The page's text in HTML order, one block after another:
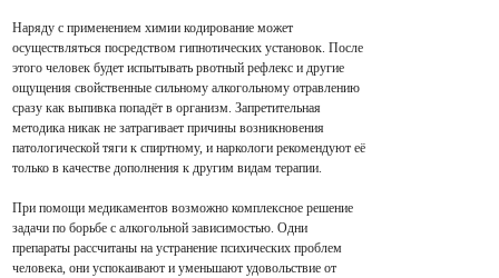
Наряду с применением химии кодирование может
осуществляться посредством гипнотических установок. После
этого человек будет испытывать рвотный рефлекс и другие
ощущения свойственные сильному алкогольному отравлению
сразу как выпивка попадёт в организм. Запретительная
методика никак не затрагивает причины возникновения
патологической тяги к спиртному, и наркологи рекомендуют её
только в качестве дополнения к другим видам терапии.
При помощи медикаментов возможно комплексное решение
задачи по борьбе с алкогольной зависимостью. Одни
препараты рассчитаны на устранение психических проблем
человека, они успокаивают и уменьшают удовольствие от